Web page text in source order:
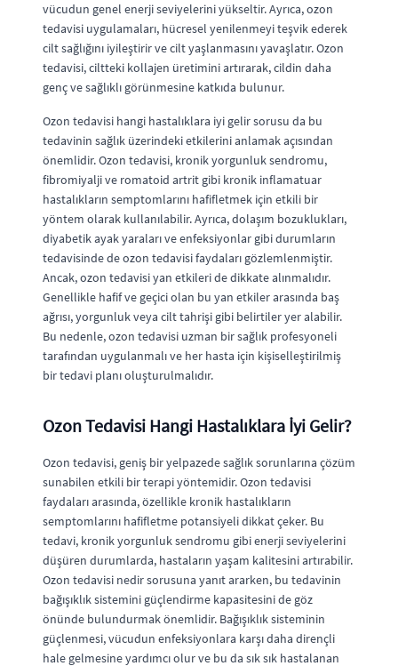
vücudun genel enerji seviyelerini yükseltir. Ayrıca, ozon
tedavisi uygulamaları, hücresel yenilenmeyi teşvik ederek
cilt sağlığını iyileştirir ve cilt yaşlanmasını yavaşlatır. Ozon
tedavisi, ciltteki kollajen üretimini artırarak, cildin daha
genç ve sağlıklı görünmesine katkıda bulunur.
Ozon tedavisi hangi hastalıklara iyi gelir sorusu da bu
tedavinin sağlık üzerindeki etkilerini anlamak açısından
önemlidir. Ozon tedavisi, kronik yorgunluk sendromu,
fibromiyalji ve romatoid artrit gibi kronik inflamatuar
hastalıkların semptomlarını hafifletmek için etkili bir
yöntem olarak kullanılabilir. Ayrıca, dolaşım bozuklukları,
diyabetik ayak yaraları ve enfeksiyonlar gibi durumların
tedavisinde de ozon tedavisi faydaları gözlemlenmiştir.
Ancak, ozon tedavisi yan etkileri de dikkate alınmalıdır.
Genellikle hafif ve geçici olan bu yan etkiler arasında baş
ağrısı, yorgunluk veya cilt tahrişi gibi belirtiler yer alabilir.
Bu nedenle, ozon tedavisi uzman bir sağlık profesyoneli
tarafından uygulanmalı ve her hasta için kişiselleştirilmiş
bir tedavi planı oluşturulmalıdır.
Ozon Tedavisi Hangi Hastalıklara İyi Gelir?
Ozon tedavisi, geniş bir yelpazede sağlık sorunlarına çözüm
sunabilen etkili bir terapi yöntemidir. Ozon tedavisi
faydaları arasında, özellikle kronik hastalıkların
semptomlarını hafifletme potansiyeli dikkat çeker. Bu
tedavi, kronik yorgunluk sendromu gibi enerji seviyelerini
düşüren durumlarda, hastaların yaşam kalitesini artırabilir.
Ozon tedavisi nedir sorusuna yanıt ararken, bu tedavinin
bağışıklık sistemini güçlendirme kapasitesini de göz
önünde bulundurmak önemlidir. Bağışıklık sisteminin
güçlenmesi, vücudun enfeksiyonlara karşı daha dirençli
hale gelmesine yardımcı olur ve bu da sık sık hastalanan